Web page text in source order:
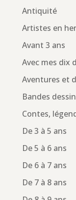
Antiquité
Artistes en
Avant 3 ans
Avec mes dix
Aventures et
Bandes
Contes,
De 3 à 5 ans
De 5 à 6 ans
De 6 à 7 ans
De 7 à 8 ans